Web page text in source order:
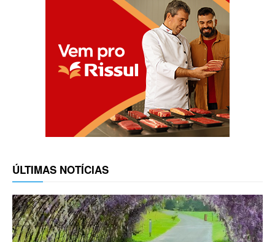
ÚLTIMAS NOTÍCIAS